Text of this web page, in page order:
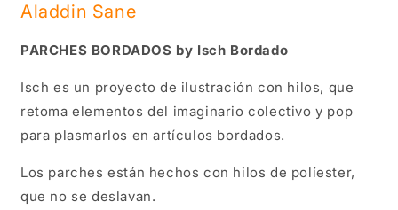
Aladdin Sane
PARCHES BORDADOS by Isch Bordado
Isch es un proyecto de ilustración con hilos, que
retoma elementos del imaginario colectivo y pop
para plasmarlos en artículos bordados.
Los parches están hechos con hilos de políester,
que no se deslavan.